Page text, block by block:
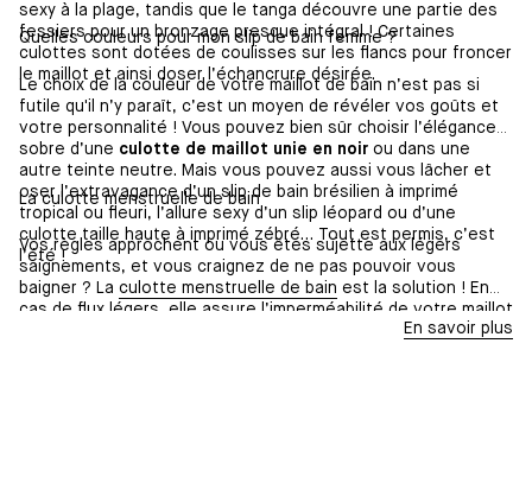
sexy à la plage, tandis que le tanga découvre une partie des
fessiers pour un bronzage presque intégral ! Certaines
culottes sont dotées de coulisses sur les flancs pour froncer
le maillot et ainsi doser l’échancrure désirée.
Quelles couleurs pour mon slip de bain femme ?
Le choix de la couleur de votre maillot de bain n’est pas si
futile qu'il n’y paraît, c’est un moyen de révéler vos goûts et
votre personnalité ! Vous pouvez bien sûr choisir l’élégance
sobre d’une culotte de maillot unie en noir ou dans une
autre teinte neutre. Mais vous pouvez aussi vous lâcher et
oser l’extravagance d’un slip de bain brésilien à imprimé
tropical ou fleuri, l’allure sexy d’un slip léopard ou d’une
culotte taille haute à imprimé zébré… Tout est permis, c’est
l’été !
La culotte menstruelle de bain
Vos règles approchent ou vous êtes sujette aux légers
saignements, et vous craignez de ne pas pouvoir vous
baigner ? La culotte menstruelle de bain est la solution ! En
cas de flux légers, elle assure l’imperméabilité de votre maillot
de bain et vous protège des fuites en toute discrétion.En savoir plus